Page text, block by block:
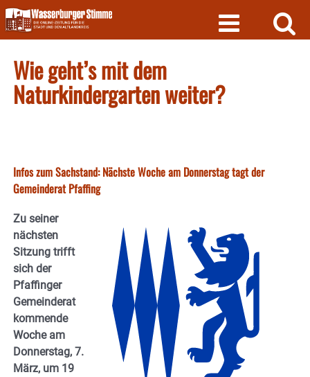
Skip
to
content
Wie geht’s mit dem
Naturkindergarten weiter?
Infos zum Sachstand: Nächste Woche am Donnerstag tagt der
Gemeinderat Pfaffing
Zu seiner
nächsten
Sitzung trifft
sich der
Pfaffinger
Gemeinderat
kommende
Woche am
Donnerstag, 7.
März, um 19